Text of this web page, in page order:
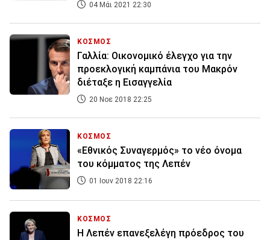
04 Μάι 2021 22:30
ΚΟΣΜΟΣ
Γαλλία: Οικονομικό έλεγχο για την
προεκλογική καμπάνια του Μακρόν
διέταξε η Εισαγγελία
20 Νοε 2018 22:25
ΚΟΣΜΟΣ
«Εθνικός Συναγερμός» το νέο όνομα
του κόμματος της Λεπέν
01 Ιουν 2018 22:16
ΚΟΣΜΟΣ
Η Λεπέν επανεξελέγη πρόεδρος του